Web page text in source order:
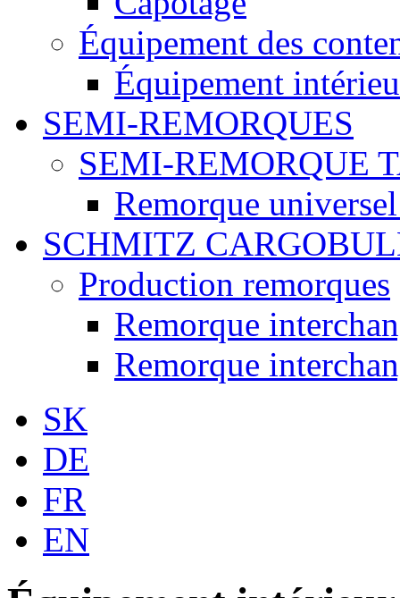
Équipement des
Équipement
SEMI-REMORQUES
SEMI-REMORQUE
Remorque
SCHMITZ
Production remorques
Remorque
Remorque
SK
DE
FR
EN